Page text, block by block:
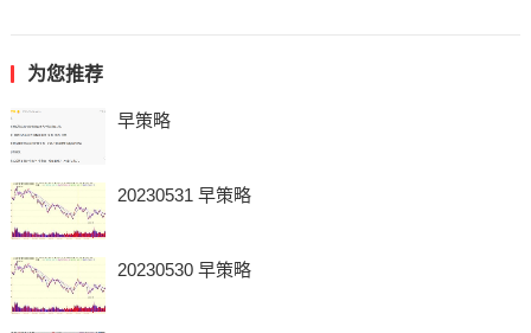
为您推荐
早策略
20230531 早策略
20230530 早策略